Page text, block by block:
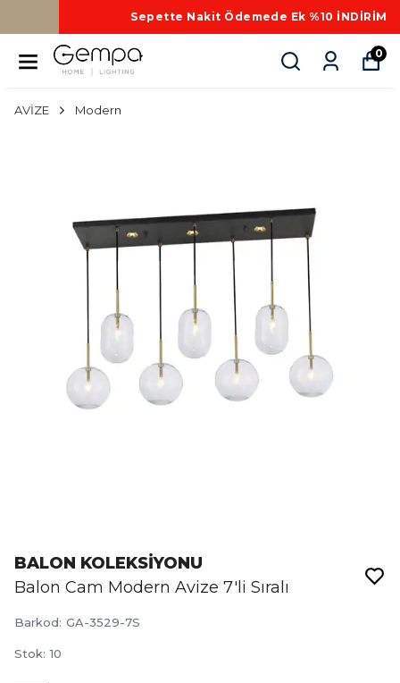
Sepette Nakit Ödemede Ek %10 İNDİRİM
0
AVİZE Modern
BALON KOLEKSİYONU
Balon Cam Modern Avize 7'li Sıralı
Barkod: GA-3529-7S
Stok: 10